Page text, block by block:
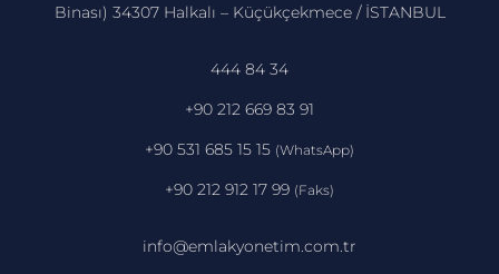
Binası) 34307 Halkalı – Küçükçekmece / İSTANBUL
444 84 34
+90 212 669 83 91
+90 531 685 15 15 (WhatsApp)
+90 212 912 17 99 (Faks)
info@emlakyonetim.com.tr